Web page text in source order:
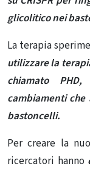
glicolitico nei
La terapia
utilizzare la
chiamato
cambiamenti
bastoncelli.
Per creare la
ricercatori hanno